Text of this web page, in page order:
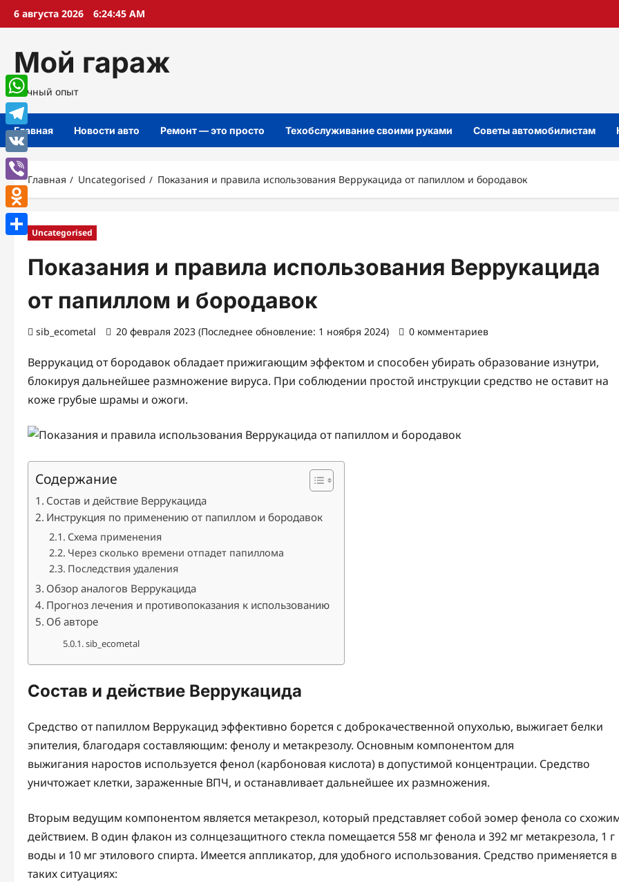
Перейти
6 августа 2026 6:24:46 AM
Мой гараж
Личный опыт
Главная Новости авто Ремонт — это просто Техобслуживание своими руками Советы автомобилистам
Главная Uncategorised Показания и правила использования Веррукацида от папиллом и бородавок
Uncategorised
Показания и правила использования Веррукацида
от папиллом и бородавок
sib_ecometal 20 февраля 2023 (Последнее обновление: 1 ноября 2024) 0 комментариев
Веррукацид от бородавок обладает прижигающим эффектом и способен убирать образование изнутри,
блокируя дальнейшее размножение вируса. При соблюдении простой инструкции средство не оставит на
коже грубые шрамы и ожоги.
Содержание
Состав и действие Веррукацида
Инструкция по применению от папиллом и бородавок
Схема применения
Через сколько времени отпадет папиллома
Последствия удаления
Обзор аналогов Веррукацида
Прогноз лечения и противопоказания к использованию
Об авторе
sib_ecometal
Состав и действие Веррукацида
Средство от папиллом Веррукацид эффективно борется с доброкачественной опухолью, выжигает белки
эпителия, благодаря составляющим: фенолу и метакрезолу. Основным компонентом для
выжигания наростов используется фенол (карбоновая кислота) в допустимой концентрации. Средство
уничтожает клетки, зараженные ВПЧ, и останавливает дальнейшее их размножения.
Вторым ведущим компонентом является метакрезол, который представляет собой эомер фенола со
действием. В один флакон из солнцезащитного стекла помещается 558 мг фенола и 392 мг метакрезола, 1 г
воды и 10 мг этилового спирта. Имеется аппликатор, для удобного использования. Средство применяется в
таких ситуациях:
WhatsApp
Telegram
VK
Viber
Odnoklassniki